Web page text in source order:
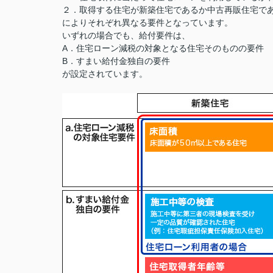
２．取得する住宅が新築住宅であるか中古再販住宅で
によりそれぞれ異なる要件となっています。
いずれの場合でも、給付要件は、
A．住宅ローン減税の対象となる住宅そのものの要件
B．すまい給付金独自の要件
が設定されています。